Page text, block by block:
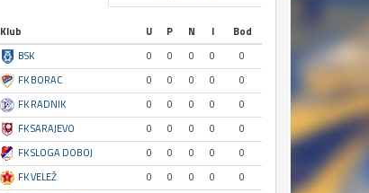
Klub U P N I
Bod
BSK 0 0 0 0
0
FK BORAC 0 0 0 0
0
FK RADNIK 0 0 0 0
0
FK SARAJEVO 0 0 0 0
0
FK SLOGA DOBOJ 0 0 0 0
0
FK VELEŽ 0 0 0 0
0